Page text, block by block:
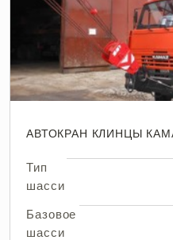
АВТОКРАН КЛИНЦЫ
Тип
шасси
Базовое
шасси